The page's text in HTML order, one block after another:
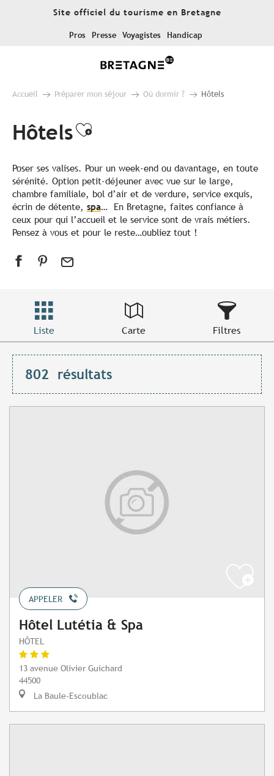
Site officiel du tourisme en Bretagne
Pros Presse Voyagistes Handicap
Accueil Préparer mon séjour Où dormir ? Hôtels
HôtelsAjouter aux favoris
Poser ses valises. Pour un week-end ou davantage, en toute
sérénité. Option petit-déjeuner avec vue sur le large,
chambre familiale, bol d’air et de verdure, service exquis,
écrin de détente, spa… En Bretagne, faites confiance à
ceux pour qui l’accueil et le service sont de vrais métiers.
Pensez à vous et pour le reste…oubliez tout !
Liste Carte Filtres
802 résultats
APPELER
Hôtel Lutétia & Spa
HÔTEL
13 avenue Olivier Guichard
44500
La Baule-Escoublac